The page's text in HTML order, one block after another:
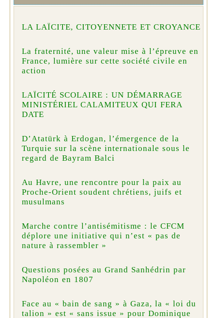
LA LAÏCITE, CITOYENNETE ET CROYANCE
La fraternité, une valeur mise à l’épreuve en
France, lumière sur cette société civile en
action
LAÏCITÉ SCOLAIRE : UN DÉMARRAGE
MINISTÉRIEL CALAMITEUX QUI FERA
DATE
D’Atatürk à Erdogan, l’émergence de la
Turquie sur la scène internationale sous le
regard de Bayram Balci
Au Havre, une rencontre pour la paix au
Proche-Orient soudent chrétiens, juifs et
musulmans
Marche contre l’antisémitisme : le CFCM
déplore une initiative qui n’est « pas de
nature à rassembler »
Questions posées au Grand Sanhédrin par
Napoléon en 1807
Face au « bain de sang » à Gaza, la « loi du
talion » est « sans issue » pour Dominique